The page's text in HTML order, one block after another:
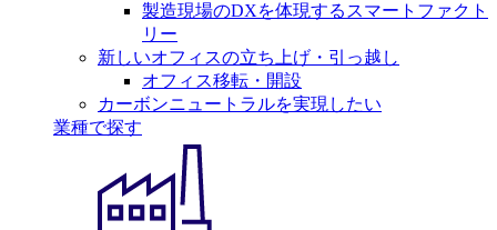
製造現場のDXを体現するスマートファクト
リー
新しいオフィスの立ち上げ・引っ越し
オフィス移転・開設
カーボンニュートラルを実現したい
業種で探す